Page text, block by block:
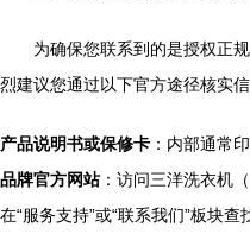
为确保您联系到的是授权正
烈建议您通过以下官方途径核实信
产品说明书或保修卡 ：内部通常
品牌官方网站：访问三洋洗衣机
在“服务支持”或“联系我们”板块查